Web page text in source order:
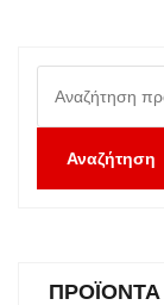
για:
Αναζήτηση
ΠΡΟΪΌΝΤΑ